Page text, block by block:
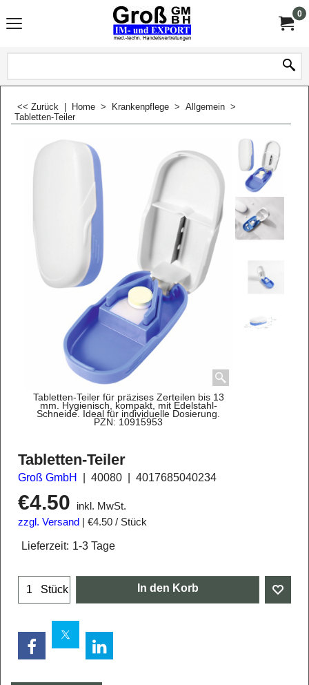
0
<< Zurück Home > Krankenpflege > Allgemein >
Tabletten-Teiler
Tabletten-Teiler für präzises Zerteilen bis 13
mm. Hygienisch, kompakt, mit Edelstahl-
Schneide. Ideal für individuelle Dosierung.
PZN: 10915953
Tabletten-Teiler
Groß GmbH 40080 4017685040234
€4.50
inkl. MwSt.
zzgl. Versand
€4.50 / Stück
Lieferzeit: 1-3 Tage
Stück In den Korb